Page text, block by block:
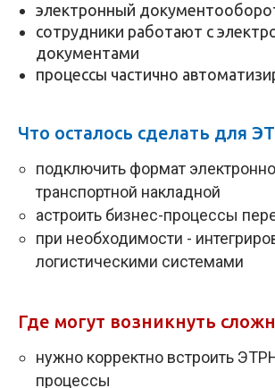
электронный
сотрудники работают с
документами
процессы частично
Что осталось сделать для
подключить формат
транспортной накладной
астроить бизнес-процессы
при необходимости -
логистическими системами
Где могут возникнуть
нужно корректно встроить
процессы